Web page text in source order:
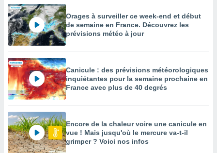
Orages à surveiller ce week-end et début
de semaine en France. Découvrez les
prévisions météo à jour
Canicule : des prévisions météorologiques
inquiétantes pour la semaine prochaine en
France avec plus de 40 degrés
Encore de la chaleur voire une canicule en
vue ! Mais jusqu'où le mercure va-t-il
grimper ? Voici nos infos